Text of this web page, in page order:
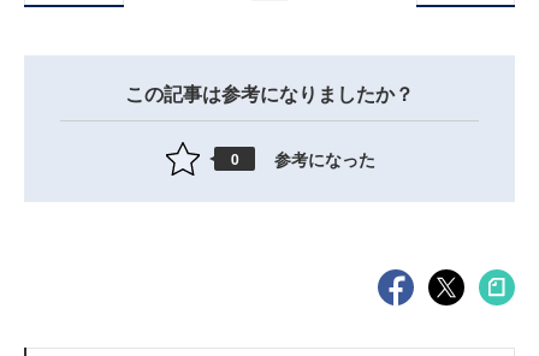
この記事は参考になりましたか？
0 参考になった